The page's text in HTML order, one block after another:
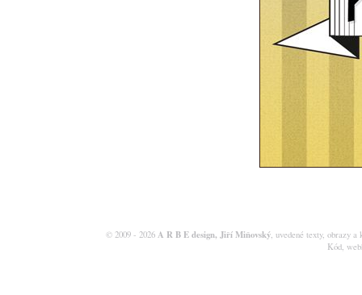
© 2009 - 2026A R B E design, Jiří Miňovský, uvedené texty, obrazy
Kód,